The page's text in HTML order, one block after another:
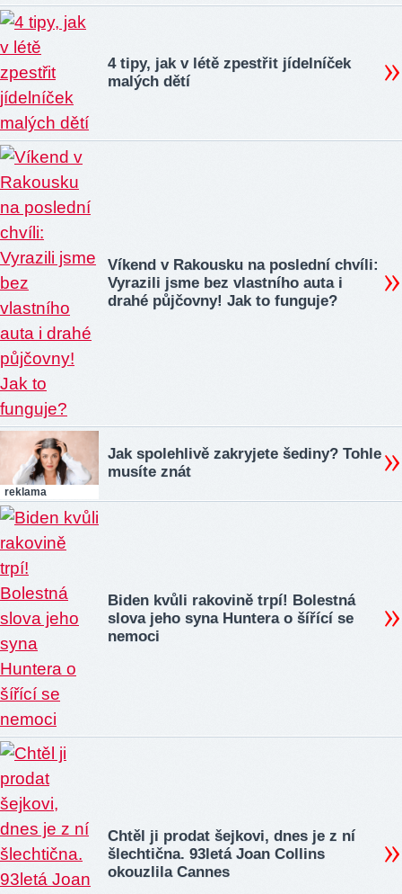
4 tipy, jak v létě zpestřit jídelníček
malých dětí
Víkend v Rakousku na poslední chvíli:
Vyrazili jsme bez vlastního auta i
drahé půjčovny! Jak to funguje?
reklama
Jak spolehlivě zakryjete šediny? Tohle
musíte znát
Biden kvůli rakovině trpí! Bolestná
slova jeho syna Huntera o šířící se
nemoci
Chtěl ji prodat šejkovi, dnes je z ní
šlechtična. 93letá Joan Collins
okouzlila Cannes